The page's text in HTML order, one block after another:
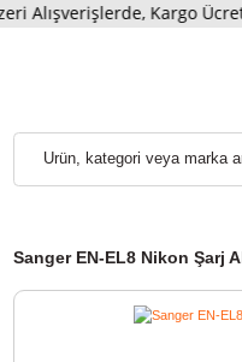
Sanger EN-EL8 Nikon
Kargo